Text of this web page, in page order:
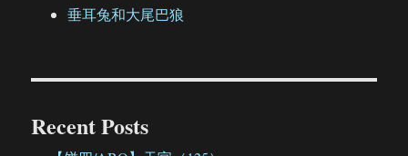
垂耳兔和大尾巴狼
Recent Posts